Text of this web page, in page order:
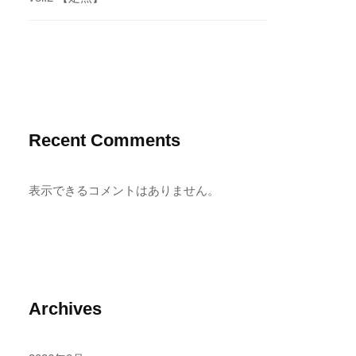
Recent Comments
表示できるコメントはありません。
Archives